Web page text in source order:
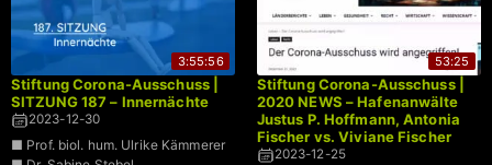
3:55:56
Stiftung Corona-Ausschuss |
SITZUNG 187 – Innernächte
2023-12-30
■ Prof. biol. hum. Ulrike Kämmerer
53:25
Stiftung Corona-Ausschuss |
2020 NEWS – Hafenanwälte
Justus P. Hoffmann, Antonia
Fischer vs. Viviane Fischer
2023-12-25